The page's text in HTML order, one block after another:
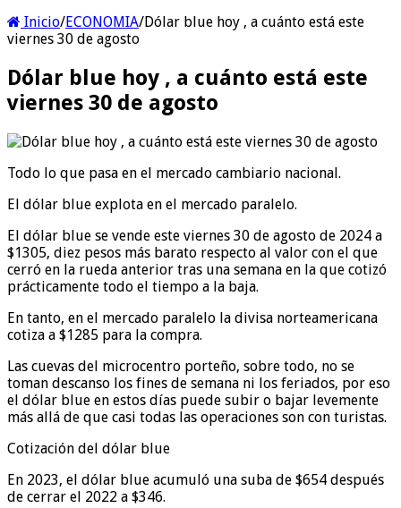
Inicio/ECONOMIA/Dólar blue hoy , a cuánto está este
viernes 30 de agosto
Dólar blue hoy , a cuánto está este
viernes 30 de agosto
Todo lo que pasa en el mercado cambiario nacional.
El dólar blue explota en el mercado paralelo.
El dólar blue se vende este viernes 30 de agosto de 2024 a
$1305, diez pesos más barato respecto al valor con el que
cerró en la rueda anterior tras una semana en la que cotizó
prácticamente todo el tiempo a la baja.
En tanto, en el mercado paralelo la divisa norteamericana
cotiza a $1285 para la compra.
Las cuevas del microcentro porteño, sobre todo, no se
toman descanso los fines de semana ni los feriados, por eso
el dólar blue en estos días puede subir o bajar levemente
más allá de que casi todas las operaciones son con turistas.
Cotización del dólar blue
En 2023, el dólar blue acumuló una suba de $654 después
de cerrar el 2022 a $346.